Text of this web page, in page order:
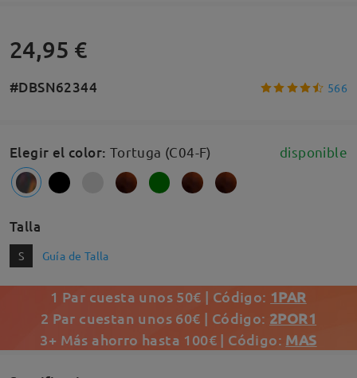
24,95 €
#DBSN62344 566
Elegir el color: Tortuga (C04-F) disponible
Talla
S Guía de Talla
1 Par cuesta unos 50€ | Código: 1PAR
2 Par cuestan unos 60€ | Código: 2POR1
3+ Más ahorro hasta 100€ | Código: MAS